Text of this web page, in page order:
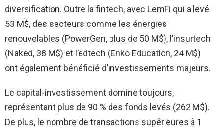
diversification. Outre la fintech, avec LemFi qui a levé
53 M$, des secteurs comme les énergies
renouvelables (PowerGen, plus de 50 M$), l’insurtech
(Naked, 38 M$) et l’edtech (Enko Education, 24 M$)
ont également bénéficié d’investissements majeurs.
Le capital-investissement domine toujours,
représentant plus de 90 % des fonds levés (262 M$).
De plus, le nombre de transactions supérieures à 1